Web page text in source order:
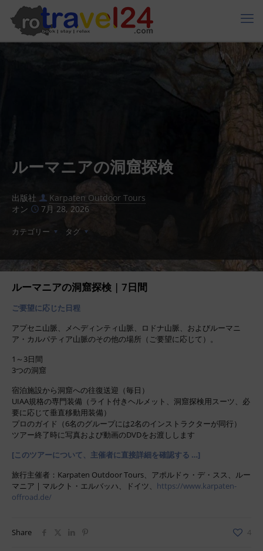
ルーマニアの洞窟探検
出版社
Karpaten Outdoor Tours
オン
7月 28, 2026
カテゴリー タグ
ルーマニアの洞窟探検 | 7日間
ご要望に応じた日程
アプセニ山脈、メヘディンティ山脈、ロドナ山脈、およびルーマニ
ア・カルパティア山脈のその他の場所（ご要望に応じて）。
1～3日間
3つの洞窟
宿泊施設から洞窟への往復送迎（毎日）
UIAA規格の専門装備（ライト付きヘルメット、洞窟探検用スーツ、必
要に応じて垂直移動用装備）
プロのガイド（6名のグループには2名のインストラクターが同行）
ツアー終了時に写真および動画のDVDをお渡しします
[このツアーについて、主催者に直接詳細を確認する …]
旅行主催者：Karpaten Outdoor Tours、アポルドゥ・デ・スス、ルー
マニア | マルクト・エルバッハ、ドイツ、 https://www.karpaten-
offroad.de/
Share 4